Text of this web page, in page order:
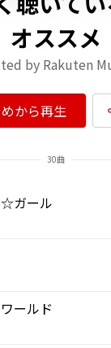
オススメ
by Rakuten
から再生
30曲
ガール
ールド